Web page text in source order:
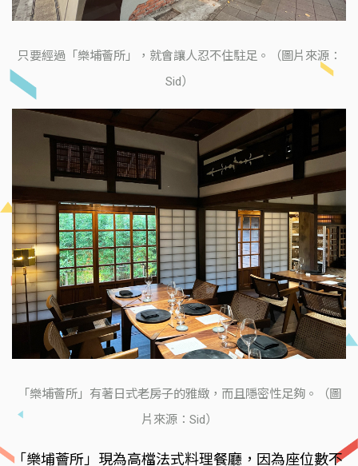
只要經過「樂埔薈所」，就會讓人忍不住駐足。（圖片來源：
Sid）
「樂埔薈所」有著日式老房子的雅緻，而且隱密性足夠。（圖
片來源：Sid）
「樂埔薈所」現為高檔法式料理餐廳，因為座位數不